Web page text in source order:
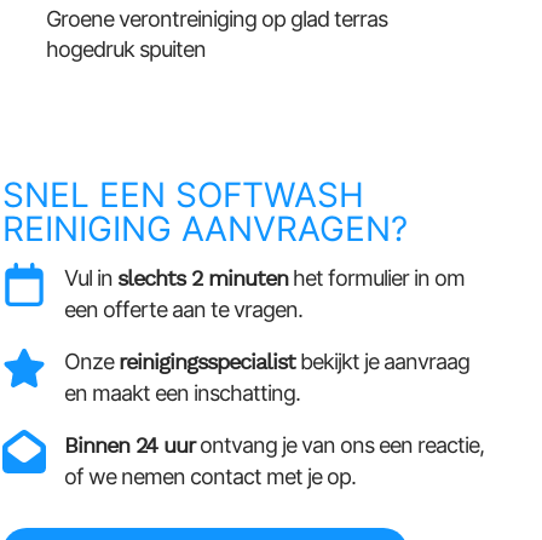
Groene verontreiniging op glad terras
hogedruk spuiten
SNEL EEN SOFTWASH
REINIGING AANVRAGEN?
Vul in slechts 2 minutenhet formulier in om
een offerte aan te vragen.
Onzereinigingsspecialistbekijkt je aanvraag
en maakt een inschatting.
Binnen 24 uurontvang je van ons een reactie,
of we nemen contact met je op.